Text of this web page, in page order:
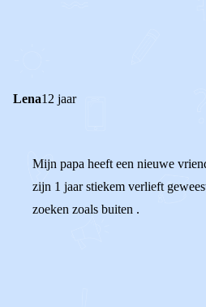
Lena12 jaar
Mijn papa heeft een nieuwe
zijn 1 jaar stiekem verlieft
zoeken zoals buiten .